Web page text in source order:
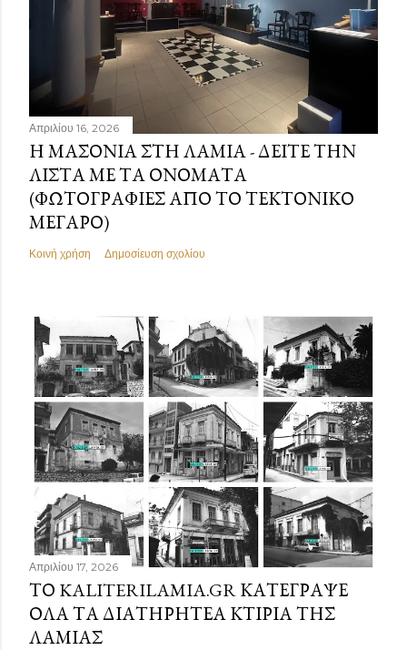
Απριλίου 16, 2026
Η ΜΑΣΟΝΊΑ ΣΤΗ ΛΑΜΊΑ - ΔΕΊΤΕ ΤΗΝ
ΛΊΣΤΑ ΜΕ ΤΑ ΟΝΌΜΑΤΑ
(ΦΩΤΟΓΡΑΦΊΕΣ ΑΠΌ ΤΟ ΤΕΚΤΟΝΙΚΌ
ΜΈΓΑΡΟ)
Κοινή χρήση Δημοσίευση σχολίου
Απριλίου 17, 2026
ΤΟ KALITERILAMIA.GR ΚΑΤΈΓΡΑΨΕ
ΌΛΑ ΤΑ ΔΙΑΤΗΡΗΤΈΑ ΚΤΊΡΙΑ ΤΗΣ
ΛΑΜΊΑΣ